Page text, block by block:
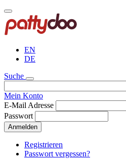
Direkt
zum
Inhalt
EN
DE
Suche
Mein Konto
E-Mail Adresse
Passwort
Anmelden
Registrieren
Passwort vergessen?